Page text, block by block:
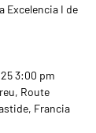
Excelencia I de
3:00 pm
Route
Francia